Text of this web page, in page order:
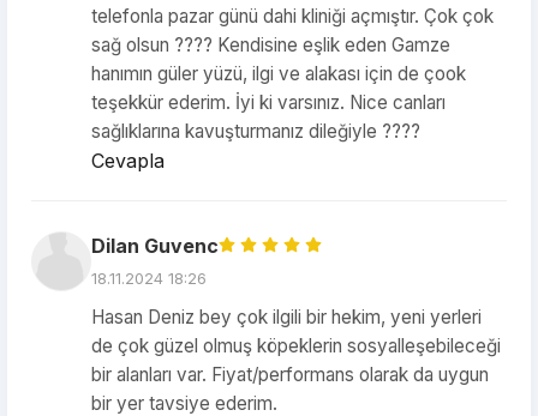
telefonla pazar günü dahi kliniği açmıştır. Çok çok
sağ olsun ???? Kendisine eşlik eden Gamze
hanımın güler yüzü, ilgi ve alakası için de çook
teşekkür ederim. İyi ki varsınız. Nice canları
sağlıklarına kavuşturmanız dileğiyle ????
Cevapla
Dilan Guvenc
18.11.2024 18:26
Hasan Deniz bey çok ilgili bir hekim, yeni yerleri
de çok güzel olmuş köpeklerin sosyalleşebileceği
bir alanları var. Fiyat/performans olarak da uygun
bir yer tavsiye ederim.